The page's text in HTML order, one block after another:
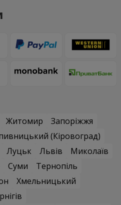
Житомир
Запоріжжя
(Кіровоград)
Луцьк Львів
Миколаїв
Суми
Тернопіль
Хмельницький